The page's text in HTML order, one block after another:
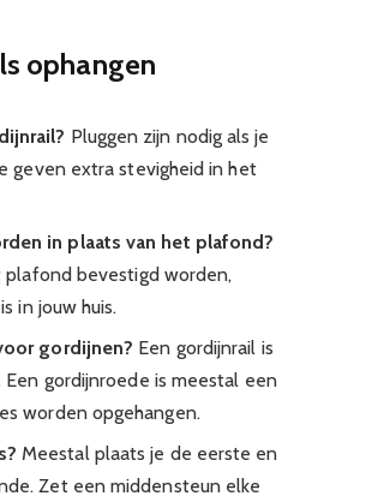
ophangen
Pluggen zijn nodig als je
geven extra stevigheid in het
in plaats van het plafond?
plafond bevestigd worden,
in jouw huis.
gordijnen? Een gordijnrail is
Een gordijnroede is meestal een
worden opgehangen.
Meestal plaats je de eerste en
Zet een middensteun elke